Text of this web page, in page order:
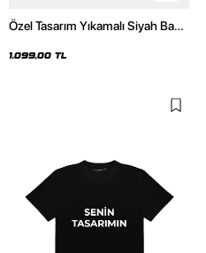
Özel Tasarım Yıkamalı Siyah Basic
1.099,00 TL